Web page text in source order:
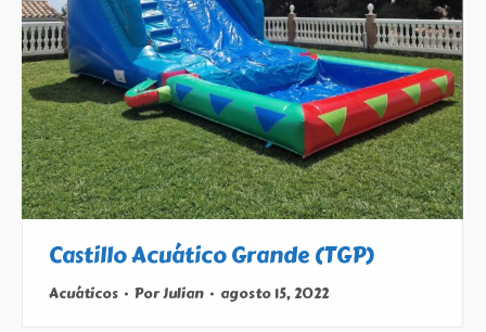
Castillo Acuático Grande (TGP)
Acuáticos PorJulian agosto 15, 2022